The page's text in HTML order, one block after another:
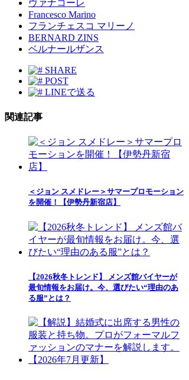
ヴァナコーレ
Francesco Marino
フランチェスコ マリーノ
BERNARD ZINS
ベルナールザンス
SHARE
POST
LINEで送る
関連記事
＜ジョン スメドレー＞サマープロモーション
を開催！【伊勢丹新宿店】
【2026秋冬トレンド】 メンズ館バイヤーが
最旬情報をお届け。今、選びたい“理由のあ
る服”とは？